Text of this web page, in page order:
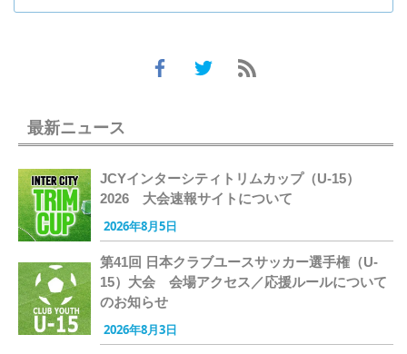
最新ニュース
JCYインターシティトリムカップ（U-15）
2026 大会速報サイトについて
2026年8月5日
第41回 日本クラブユースサッカー選手権（U-
15）大会 会場アクセス／応援ルールについて
のお知らせ
2026年8月3日